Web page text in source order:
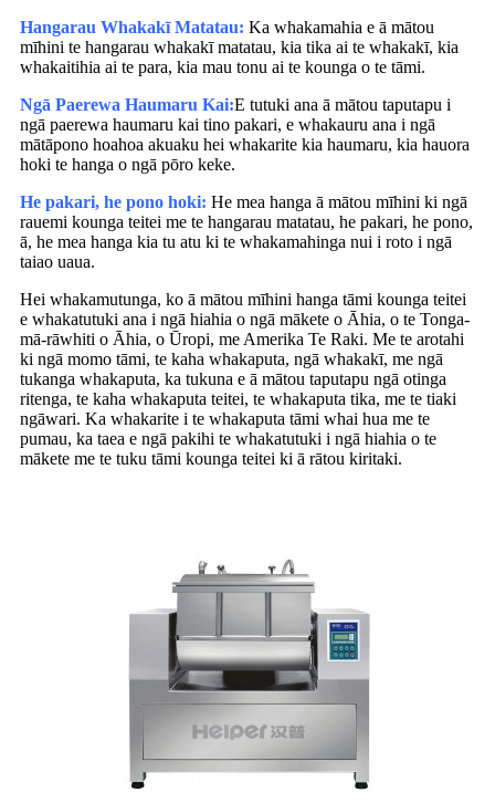
Hangarau Whakakī Matatau: Ka whakamahia e ā mātou
mīhini te hangarau whakakī matatau, kia tika ai te whakakī, kia
whakaitihia ai te para, kia mau tonu ai te kounga o te tāmi.
Ngā Paerewa Haumaru Kai:E tutuki ana ā mātou taputapu i
ngā paerewa haumaru kai tino pakari, e whakauru ana i ngā
mātāpono hoahoa akuaku hei whakarite kia haumaru, kia hauora
hoki te hanga o ngā pōro keke.
He pakari, he pono hoki: He mea hanga ā mātou mīhini ki ngā
rauemi kounga teitei me te hangarau matatau, he pakari, he pono,
ā, he mea hanga kia tu atu ki te whakamahinga nui i roto i ngā
taiao uaua.
Hei whakamutunga, ko ā mātou mīhini hanga tāmi kounga teitei
e whakatutuki ana i ngā hiahia o ngā mākete o Āhia, o te Tonga-
mā-rāwhiti o Āhia, o Ūropi, me Amerika Te Raki. Me te arotahi
ki ngā momo tāmi, te kaha whakaputa, ngā whakakī, me ngā
tukanga whakaputa, ka tukuna e ā mātou taputapu ngā otinga
ritenga, te kaha whakaputa teitei, te whakaputa tika, me te tiaki
ngāwari. Ka whakarite i te whakaputa tāmi whai hua me te
pumau, ka taea e ngā pakihi te whakatutuki i ngā hiahia o te
mākete me te tuku tāmi kounga teitei ki ā rātou kiritaki.